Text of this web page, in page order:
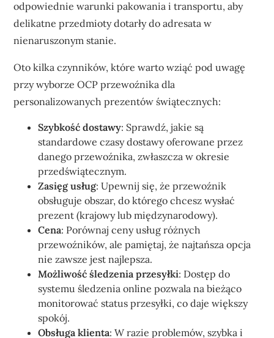
odpowiednie warunki pakowania i transportu, aby
delikatne przedmioty dotarły do adresata w
nienaruszonym stanie.
Oto kilka czynników, które warto wziąć pod uwagę
przy wyborze OCP przewoźnika dla
personalizowanych prezentów świątecznych:
Szybkość dostawy: Sprawdź, jakie są
standardowe czasy dostawy oferowane przez
danego przewoźnika, zwłaszcza w okresie
przedświątecznym.
Zasięg usług: Upewnij się, że przewoźnik
obsługuje obszar, do którego chcesz wysłać
prezent (krajowy lub międzynarodowy).
Cena: Porównaj ceny usług różnych
przewoźników, ale pamiętaj, że najtańsza opcja
nie zawsze jest najlepsza.
Możliwość śledzenia przesyłki: Dostęp do
systemu śledzenia online pozwala na bieżąco
monitorować status przesyłki, co daje większy
spokój.
Obsługa klienta: W razie problemów, szybka i